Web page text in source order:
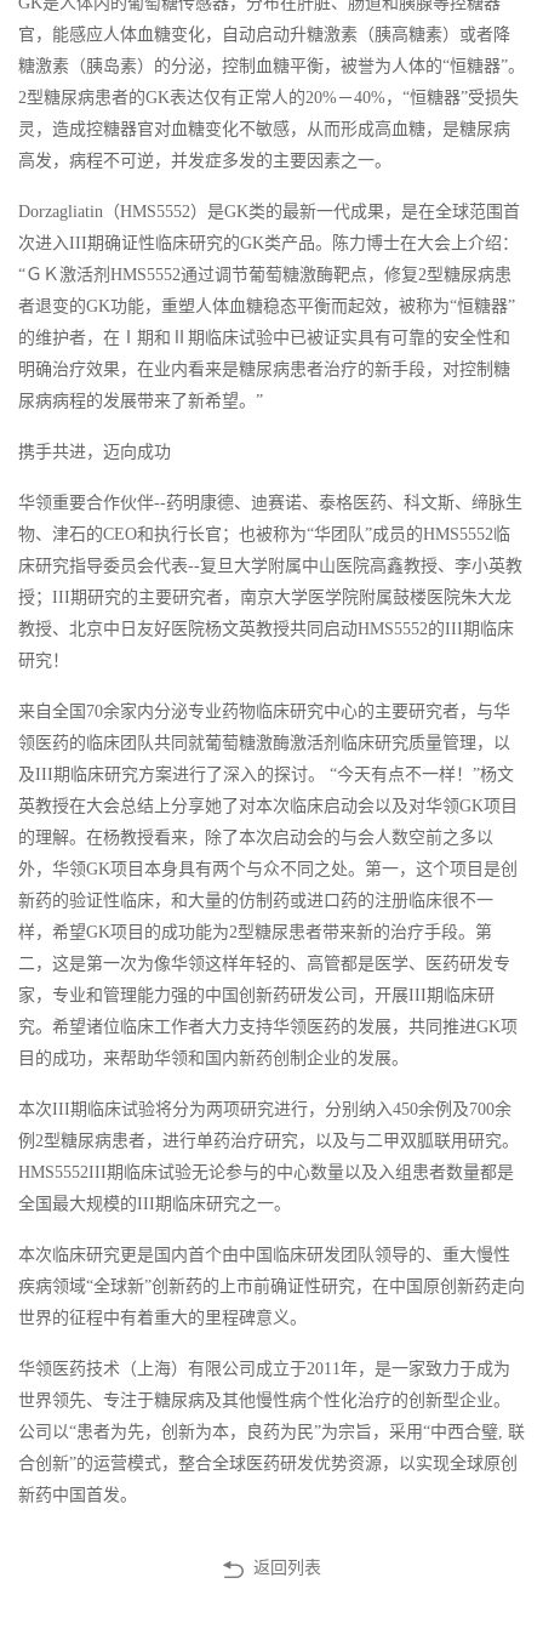
官，能感应人体血糖变化，自动启动升糖激素（胰高糖素）或者降
糖激素（胰岛素）的分泌，控制血糖平衡，被誉为人体的“恒糖器”。
2型糖尿病患者的GK表达仅有正常人的20%－40%，“恒糖器”受损失
灵，造成控糖器官对血糖变化不敏感，从而形成高血糖，是糖尿病
高发，病程不可逆，并发症多发的主要因素之一。
Dorzagliatin（HMS5552）是GK类的最新一代成果，是在全球范围首
次进入III期确证性临床研究的GK类产品。陈力博士在大会上介绍：
“ＧＫ激活剂HMS5552通过调节葡萄糖激酶靶点，修复2型糖尿病患
者退变的GK功能，重塑人体血糖稳态平衡而起效，被称为“恒糖器”
的维护者，在Ⅰ期和Ⅱ期临床试验中已被证实具有可靠的安全性和
明确治疗效果，在业内看来是糖尿病患者治疗的新手段，对控制糖
尿病病程的发展带来了新希望。”
携手共进，迈向成功
华领重要合作伙伴--药明康德、迪赛诺、泰格医药、科文斯、缔脉生
物、津石的CEO和执行长官；也被称为“华团队”成员的HMS5552临
床研究指导委员会代表--复旦大学附属中山医院高鑫教授、李小英教
授；III期研究的主要研究者，南京大学医学院附属鼓楼医院朱大龙
教授、北京中日友好医院杨文英教授共同启动HMS5552的III期临床
研究！
来自全国70余家内分泌专业药物临床研究中心的主要研究者，与华
领医药的临床团队共同就葡萄糖激酶激活剂临床研究质量管理，以
及III期临床研究方案进行了深入的探讨。 “今天有点不一样！”杨文
英教授在大会总结上分享她了对本次临床启动会以及对华领GK项目
的理解。在杨教授看来，除了本次启动会的与会人数空前之多以
外，华领GK项目本身具有两个与众不同之处。第一，这个项目是创
新药的验证性临床，和大量的仿制药或进口药的注册临床很不一
样，希望GK项目的成功能为2型糖尿患者带来新的治疗手段。第
二，这是第一次为像华领这样年轻的、高管都是医学、医药研发专
家，专业和管理能力强的中国创新药研发公司，开展III期临床研
究。希望诸位临床工作者大力支持华领医药的发展，共同推进GK项
目的成功，来帮助华领和国内新药创制企业的发展。
本次III期临床试验将分为两项研究进行，分别纳入450余例及700余
例2型糖尿病患者，进行单药治疗研究，以及与二甲双胍联用研究。
HMS5552III期临床试验无论参与的中心数量以及入组患者数量都是
全国最大规模的III期临床研究之一。
本次临床研究更是国内首个由中国临床研发团队领导的、重大慢性
疾病领域“全球新”创新药的上市前确证性研究，在中国原创新药走向
世界的征程中有着重大的里程碑意义。
华领医药技术（上海）有限公司成立于2011年，是一家致力于成为
世界领先、专注于糖尿病及其他慢性病个性化治疗的创新型企业。
公司以“患者为先，创新为本，良药为民”为宗旨，采用“中西合璧, 联
合创新”的运营模式，整合全球医药研发优势资源，以实现全球原创
新药中国首发。
返回列表